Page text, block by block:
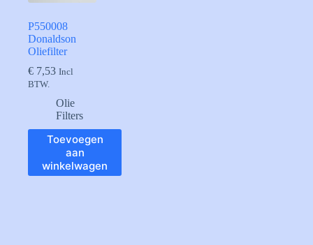
P550008
Donaldson
Oliefilter
€ 7,53 Incl
BTW.
Olie
Filters
Toevoegen
aan
winkelwagen